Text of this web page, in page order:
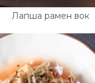
Лапша рамен вок